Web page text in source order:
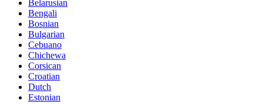
Belarusian
Bengali
Bosnian
Bulgarian
Cebuano
Chichewa
Corsican
Croatian
Dutch
Estonian